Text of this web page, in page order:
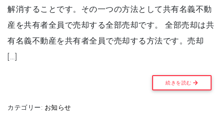
解消することです。その一つの方法として共有名義不動
産を共有者全員で売却する全部売却です。 全部売却は共
有名義不動産を共有者全員で売却する方法です。売却
[…]
続きを読む
カテゴリー: お知らせ